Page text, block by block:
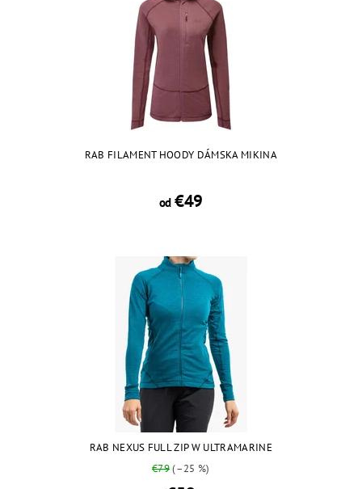
RAB FILAMENT HOODY DÁMSKA MIKINA
od€49
RAB NEXUS FULL ZIP W ULTRAMARINE
€79(–25 %)